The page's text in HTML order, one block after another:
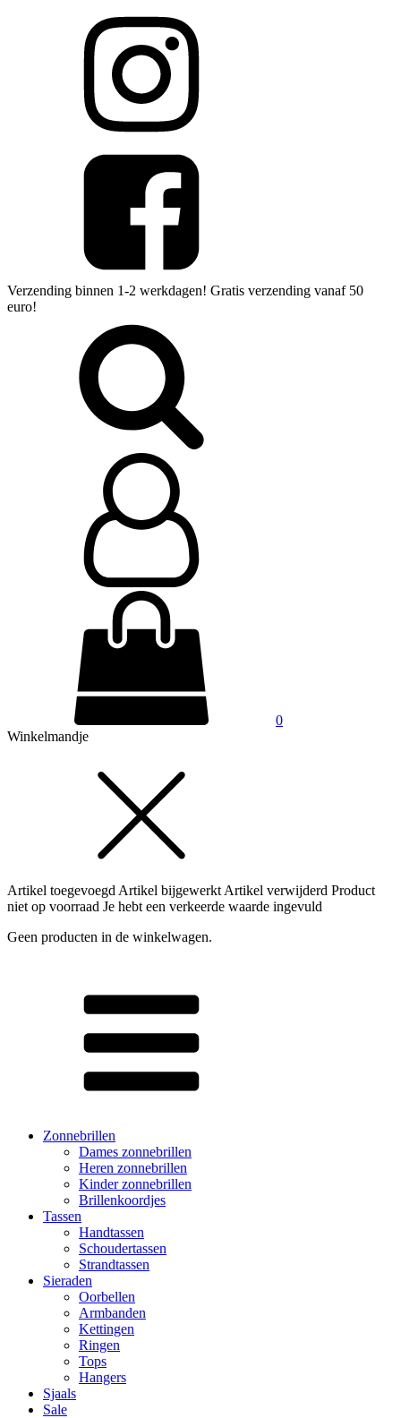
Verzending binnen 1-2 werkdagen! Gratis verzending vanaf 50
euro!
0
Winkelmandje
Artikel toegevoegd Artikel bijgewerkt Artikel verwijderd Product
niet op voorraad Je hebt een verkeerde waarde ingevuld
Geen producten in de winkelwagen.
Zonnebrillen
Dames zonnebrillen
Heren zonnebrillen
Kinder zonnebrillen
Brillenkoordjes
Tassen
Handtassen
Schoudertassen
Strandtassen
Sieraden
Oorbellen
Armbanden
Kettingen
Ringen
Tops
Hangers
Sjaals
Sale